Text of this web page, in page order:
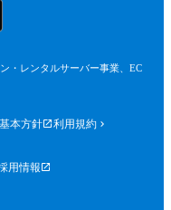
・レンタルサーバー事業、EC
本方針
利用規約
用情報